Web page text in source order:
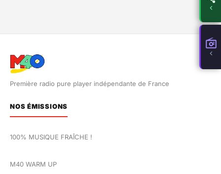
Première radio pure player indépendante de France
NOS ÉMISSIONS
100% MUSIQUE FRAÎCHE !
M40 WARM UP